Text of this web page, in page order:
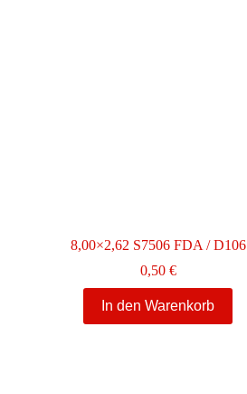
8,00×2,62 S7506 FDA / D106
0,50 €
In den Warenkorb